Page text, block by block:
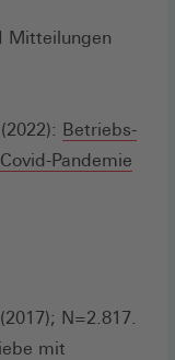
Mitteilungen
Betriebs-
Pandemie
N=2.817.
mit